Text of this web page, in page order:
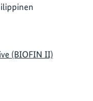
(BIOFIN II)